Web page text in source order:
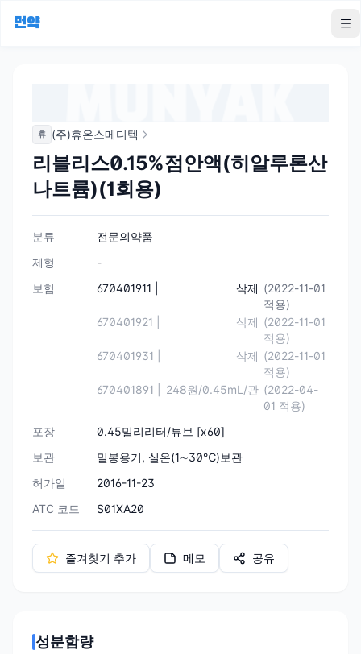
먼약
휴 (주)휴온스메디텍
리블리스0.15%점안액(히알루론산
나트륨)(1회용)
분류
전문의약품
제형
-
보험
670401911 | 삭제 (2022-11-01
적용)
670401921 |
삭제 (2022-11-01
적용)
670401931 |
삭제 (2022-11-01
적용)
670401891 |
248원/0.45mL/관 (2022-04-
01 적용)
포장
0.45밀리리터/튜브 [ⅹ60]
보관
밀봉용기, 실온(1∼30℃)보관
허가일
2016-11-23
ATC 코드
S01XA20
즐겨찾기 추가 메모 공유
성분함량